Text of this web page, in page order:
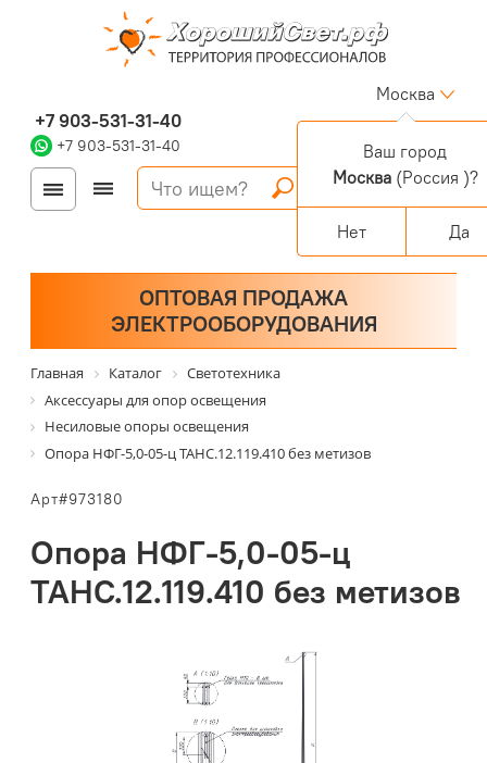
+7 903-531-31-40
+7 903-531-31-40
Москва
Войти
Регистрация
Персональный раздел
ОПТОВАЯ ПРОДАЖА
ЭЛЕКТРООБОРУДОВАНИЯ
Главная Каталог
Светотехника
Аксессуары для опор освещения
Несиловые опоры освещения
Опора НФГ-5,0-05-ц ТАНС.12.119.410 без метизов
Арт#973180
Опора НФГ-5,0-05-ц
ТАНС.12.119.410 без метизов
Ваш город
Москва(Россия )?
Нет Да